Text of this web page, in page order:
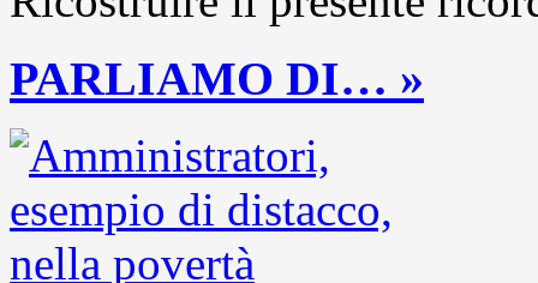
PARLIAMO DI… »